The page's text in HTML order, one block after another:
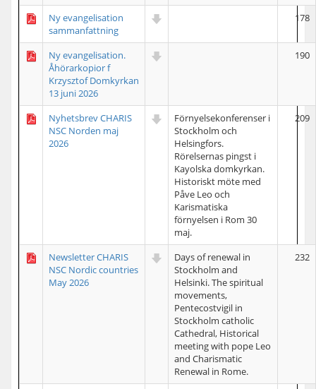
Ny evangelisation
sammanfattning
178
Ny evangelisation.
Åhörarkopior f
Krzysztof Domkyrkan
13 juni 2026
190
Nyhetsbrev CHARIS
NSC Norden maj
2026
Förnyelsekonferenser i
Stockholm och
Helsingfors.
Rörelsernas pingst i
Kayolska domkyrkan.
Historiskt möte med
Påve Leo och
Karismatiska
förnyelsen i Rom 30
maj.
209
Newsletter CHARIS
NSC Nordic countries
May 2026
Days of renewal in
Stockholm and
Helsinki. The spiritual
movements,
Pentecostvigil in
Stockholm catholic
Cathedral, Historical
meeting with pope Leo
and Charismatic
Renewal in Rome.
232